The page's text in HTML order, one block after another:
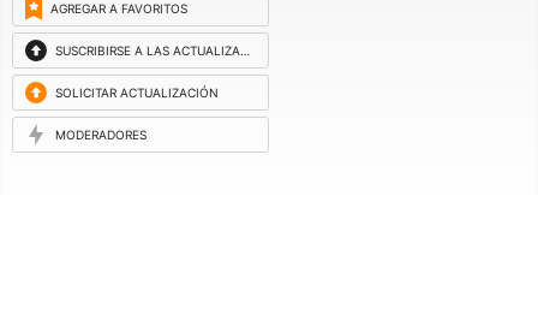
AGREGAR A FAVORITOS
SUSCRIBIRSE A LAS ACTUALIZACIONES
SOLICITAR ACTUALIZACIÓN
MODERADORES